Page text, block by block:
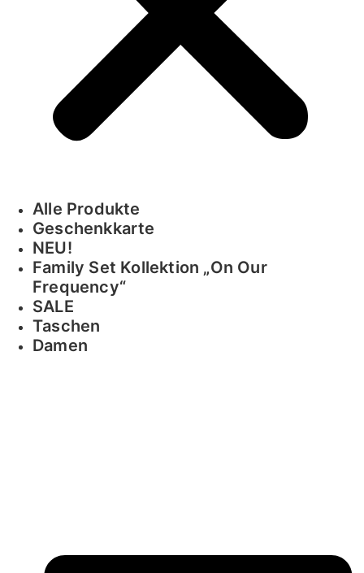
Alle Produkte
Geschenkkarte
NEU!
Family Set Kollektion „On Our
Frequency“
SALE
Taschen
Damen